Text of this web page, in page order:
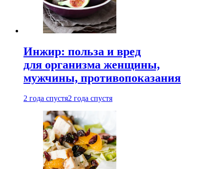
Инжир: польза и вред
для организма женщины,
мужчины, противопоказания
2 года спустя2 года спустя